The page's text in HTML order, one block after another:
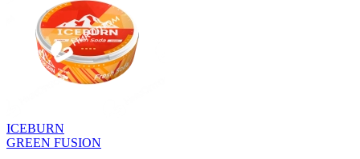
ICEBURN
GREEN FUSION